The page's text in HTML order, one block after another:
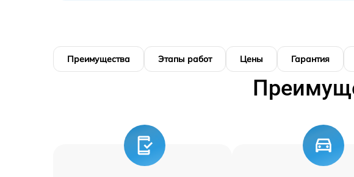
Преимущества Этапы работ Цены Гарантия